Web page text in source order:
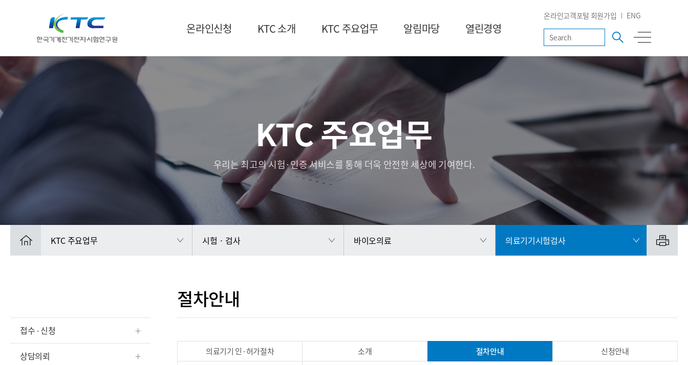
온라인신청 KTC 소개 KTC 주요업무 알림마당 열린경영
온라인고객포털 회원가입 ENG
KTC 주요업무
우리는 최고의 시험·인증 서비스를 통해 더욱 안전한 세상에 기여한다.
KTC 주요업무 시험 · 검사 바이오의료 의료기기시험검사
접수 ∙ 신청
상담의뢰
절차안내
의료기기 인·허가절차 소개 절차안내
신청안내